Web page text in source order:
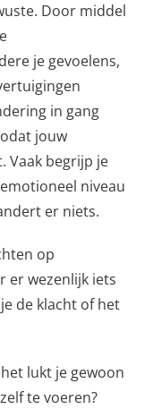
Door middel
je gevoelens,
in gang
jouw
Vaak begrijp je
niveau
er niets.
op
er wezenlijk iets
de klacht of het
lukt je gewoon
te voeren?